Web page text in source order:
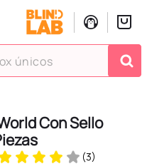
Con Sello
(3)